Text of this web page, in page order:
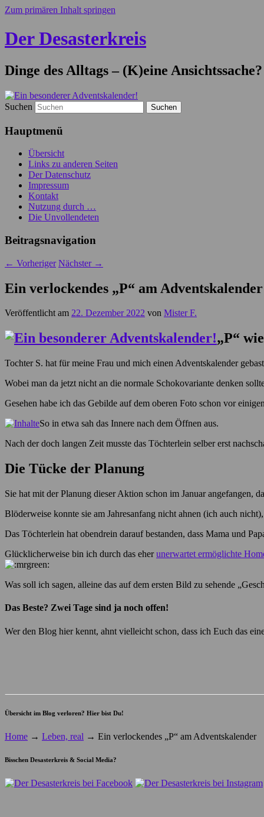
Zum primären Inhalt springen
Der Desasterkreis
Dinge des Alltags – (K)eine Ansichtssache?
Suchen
Hauptmenü
Übersicht
Links zu anderen Seiten
Der Datenschutz
Impressum
Kontakt
Nutzung durch …
Die Unvollendeten
Beitragsnavigation
← Vorheriger Nächster →
Ein verlockendes „P“ am Adventskalender
Veröffentlicht am 22. Dezember 2022 von Mister F.
„P“
Tochter S. hat für meine Frau und mich einen Adventskalender
Wobei man da jetzt nicht an die normale Schokovariante denken
Gesehen habe ich das Gebilde auf dem oberen Foto schon vor
So in etwa sah das Innere nach dem Öffnen aus.
Nach der doch langen Zeit musste das Töchterlein selber erst
Die Tücke der Planung
Sie hat mit der Planung dieser Aktion schon im Januar angefangen,
Blöderweise konnte sie am Jahresanfang nicht ahnen (ich auch
Das Töchterlein hat obendrein darauf bestanden, dass Mama und
Glücklicherweise bin ich durch das eherunerwartet ermöglichte
Was soll ich sagen, alleine das auf dem ersten Bild zu sehende
Das Beste? Zwei Tage sind ja noch offen!
Wer den Blog hier kennt, ahnt vielleicht schon, dass ich Euch das
Übersicht im Blog verloren? Hier bist Du!
Home → Leben, real → Ein verlockendes „P“ am Adventskalender
Bisschen Desasterkreis & Social Media?